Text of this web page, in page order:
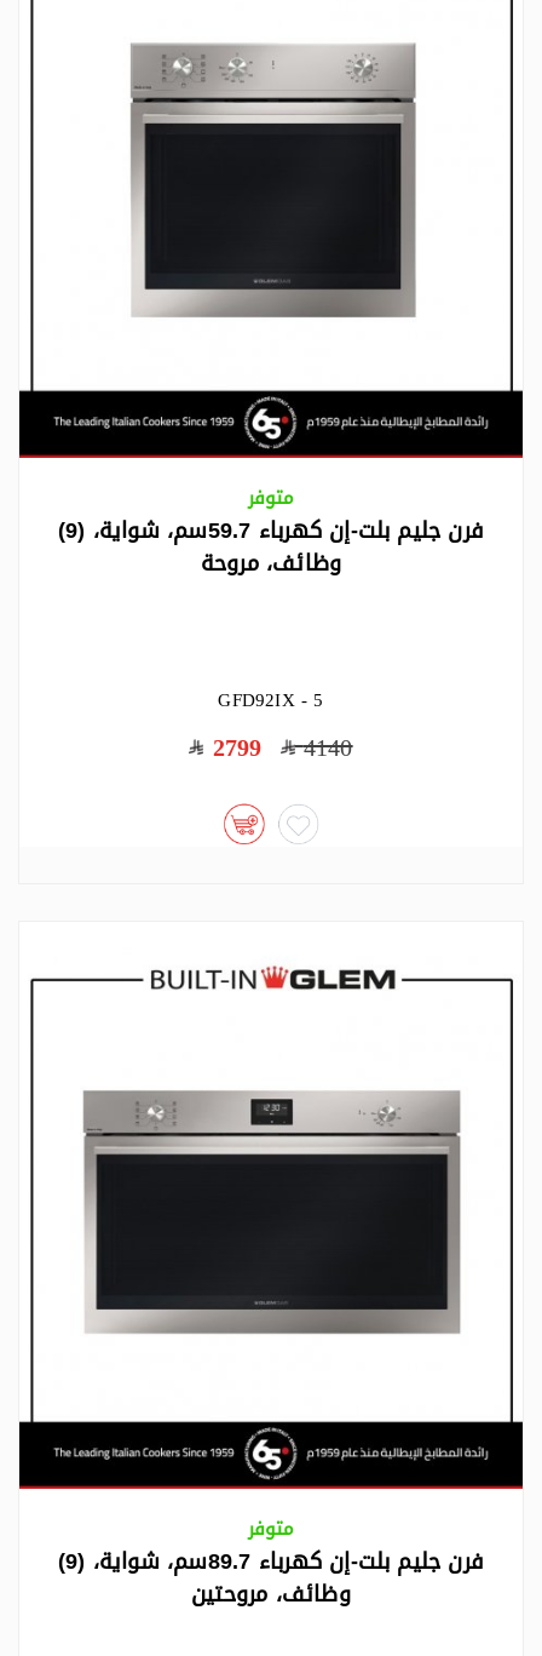
متوفر
فرن جليم بلت-إن كهرباء 59.7سم، شواية، (9)
وظائف، مروحة
GFD92IX - 5
4140
2799
متوفر
فرن جليم بلت-إن كهرباء 89.7سم، شواية، (9)
وظائف، مروحتين